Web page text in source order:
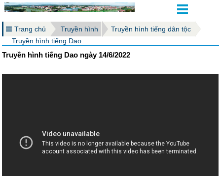
Trang chủ Truyền hình
Truyền hình tiếng dân tộc
Truyền hình tiếng Dao
Truyền hình tiếng Dao ngày 14/6/2022